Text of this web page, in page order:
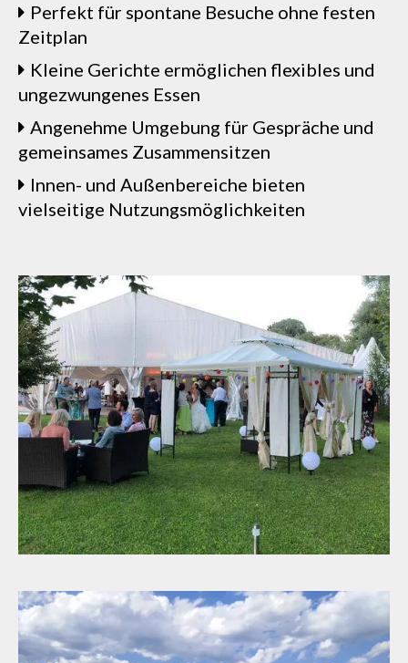
Perfekt für spontane Besuche ohne festen
Zeitplan
Kleine Gerichte ermöglichen flexibles und
ungezwungenes Essen
Angenehme Umgebung für Gespräche und
gemeinsames Zusammensitzen
Innen- und Außenbereiche bieten
vielseitige Nutzungsmöglichkeiten